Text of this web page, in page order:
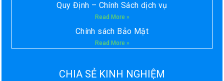
Quy Định – Chính Sách dịch vụ
Read More »
Chính sách Bảo Mật
Read More »
CHIA SẺ KINH NGHIỆM